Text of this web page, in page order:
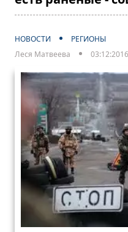
НОВОСТИ
РЕГИОНЫ
Леся Матвеева
03:12:2016